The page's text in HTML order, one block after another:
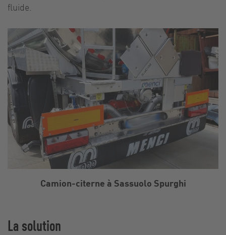
fluide.
Camion-citerne à Sassuolo Spurghi
La solution